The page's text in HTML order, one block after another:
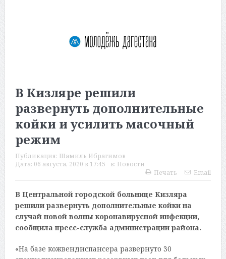
В Кизляре решили
развернуть дополнительные
койки и усилить масочный
режим
Публикация: Шамиль Ибрагимов
Дата: 06 августа, 2020 в 17:45 в: Новости
Печать
Email
В Центральной городской больнице Кизляра
решили развернуть дополнительные койки на
случай новой волны коронавирусной инфекции,
сообщила пресс-служба администрации района.
«На базе кожвендиспансера развернуто 30